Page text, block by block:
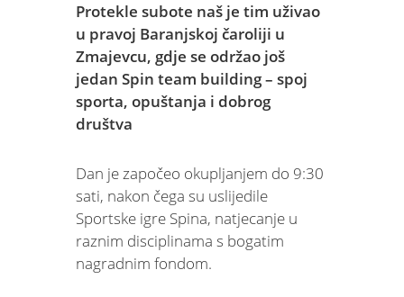
Protekle subote naš je tim uživao
u pravoj Baranjskoj čaroliji u
Zmajevcu, gdje se održao još
jedan Spin team building – spoj
sporta, opuštanja i dobrog
društva
Dan je započeo okupljanjem do 9:30
sati, nakon čega su uslijedile
Sportske igre Spina, natjecanje u
raznim disciplinama s bogatim
nagradnim fondom.